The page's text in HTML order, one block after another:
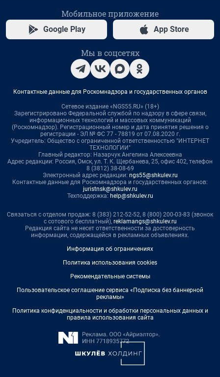
Мобильное приложение
Google Play App Store
Мы в соцсетях
Контактные данные для Роскомнадзора и государственных органов
Сетевое издание «NGS55.RU» (18+)
Зарегистрировано Федеральной службой по надзору в сфере связи,
информационных технологий и массовых коммуникаций
(Роскомнадзор). Регистрационный номер и дата принятия решения о
регистрации - ЭЛ № ФС 77 - 78819 от 07.08.2020 г.
Учредитель: Общество с ограниченной ответственностью "ИНТЕРНЕТ
ТЕХНОЛОГИИ"
Главный редактор: Назарчук Ангелина Алексеевна
Адрес редакции: Россия, Омск, ул. Т. К. Щербанева, 25, офис 402, телефон
8 (3812) 38-08-69
Электронный адрес редакции: ngs55@shkulev.ru
Контактные данные для Роскомнадзора и государственных органов:
juristnsk@shkulev.ru
Техподдержка: help@shkulev.ru
Связаться с отделом продаж: 8 (383) 212-52-52, 8 (800) 200-03-83 (звонок
с сотового бесплатный), reklamangs@shkulev.ru
Редакция сайта не несет ответственности за достоверность
информации, содержащейся в рекламных объявлениях.
Информация об ограничениях
Политика использования cookies
Рекомендательные системы
Пользовательское соглашение сервиса «Подписка без баннерной
рекламы»
Политика конфиденциальности и обработки персональных данных и
правила использования сайта